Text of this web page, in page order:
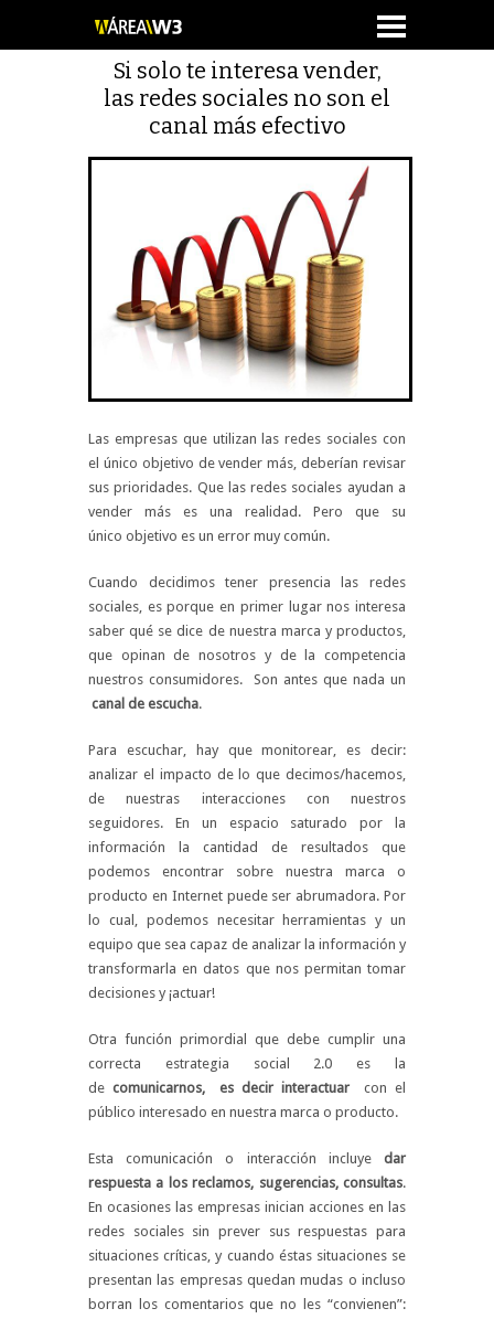
Si solo te interesa vender,
las redes sociales no son el
canal más efectivo
Las empresas que utilizan las redes sociales con
el único objetivo de vender más, deberían revisar
sus prioridades. Que las redes sociales ayudan a
vender más es una realidad. Pero que su
único objetivo es un error muy común.
Cuando decidimos tener presencia las redes
sociales, es porque en primer lugar nos interesa
saber qué se dice de nuestra marca y productos,
que opinan de nosotros y de la competencia
nuestros consumidores. Son antes que nada un
canal de escucha.
Para escuchar, hay que monitorear, es decir:
analizar el impacto de lo que decimos/hacemos,
de nuestras interacciones con nuestros
seguidores. En un espacio saturado por la
información la cantidad de resultados que
podemos encontrar sobre nuestra marca o
producto en Internet puede ser abrumadora. Por
lo cual, podemos necesitar herramientas y un
equipo que sea capaz de analizar la información y
transformarla en datos que nos permitan tomar
decisiones y ¡actuar!
Otra función primordial que debe cumplir una
correcta estrategia social 2.0 es la
de comunicarnos, es decir interactuar
con el
público interesado en nuestra marca o producto.
Esta comunicación o interacción incluye dar
respuesta a los reclamos, sugerencias, consultas.
En ocasiones las empresas inician acciones en las
redes sociales sin prever sus respuestas para
situaciones críticas, y cuando éstas situaciones se
presentan las empresas quedan mudas o incluso
borran los comentarios que no les “convienen”: